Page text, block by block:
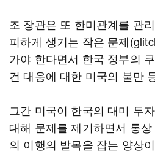
조 장관은 또 한미관계를 관
피하게 생기는 작은 문제
가야 한다면서 한국 정부의
건 대응에 대한 미국의 불만
그간 미국이 한국의 대미 투
대해 문제를 제기하면서 통
의 이행의 발목을 잡는 양상